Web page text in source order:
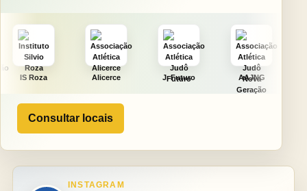
Alicerce J. Futuro AAJNG TSURU
Consultar locais
INSTAGRAM